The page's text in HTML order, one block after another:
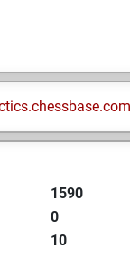
1590
0
10